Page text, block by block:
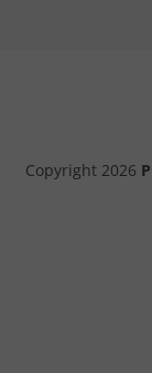
Copyright 2026